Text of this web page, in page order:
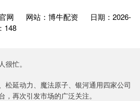
网 网站：博牛配资
日期：2026-
148
忙。
延动力、魔法原子、银河通用四家公司
，再次引发市场的广泛关注。